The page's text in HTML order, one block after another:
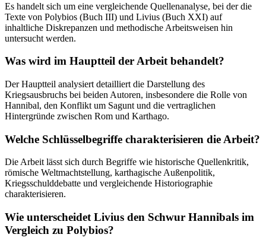
Es handelt sich um eine vergleichende Quellenanalyse, bei der die
Texte von Polybios (Buch III) und Livius (Buch XXI) auf
inhaltliche Diskrepanzen und methodische Arbeitsweisen hin
untersucht werden.
Was wird im Hauptteil der Arbeit behandelt?
Der Hauptteil analysiert detailliert die Darstellung des
Kriegsausbruchs bei beiden Autoren, insbesondere die Rolle von
Hannibal, den Konflikt um Sagunt und die vertraglichen
Hintergründe zwischen Rom und Karthago.
Welche Schlüsselbegriffe charakterisieren die Arbeit?
Die Arbeit lässt sich durch Begriffe wie historische Quellenkritik,
römische Weltmachtstellung, karthagische Außenpolitik,
Kriegsschulddebatte und vergleichende Historiographie
charakterisieren.
Wie unterscheidet Livius den Schwur Hannibals im
Vergleich zu Polybios?